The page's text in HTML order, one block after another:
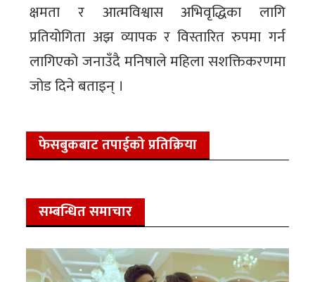
क्षमता र आत्मविश्वास अभिवृद्धिका लागि
प्रतियोगिता अझ व्यापक र विस्तारित रुपमा गर्न
लागिएको जनाउँदै मनिषाले महिला सशक्तिकरणमा
जोड दिने बताइन् ।
फेसबुकबाट तपाईको प्रतिक्रिया
सम्बन्धित समाचार